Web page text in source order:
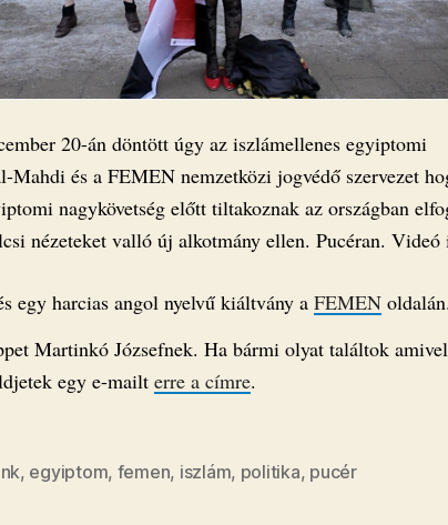
20-án döntött úgy az iszlámellenes egyiptomi
és a FEMEN nemzetközi jogvédő szervezet
nagykövetség előtt tiltakoznak az országban
nézeteket valló új alkotmány ellen. Pucéran. Videó
egy harcias angol nyelvű kiáltvány a FEMEN
Martinkó Józsefnek. Ha bármi olyat találtok
egy e-mailt erre a címre.
, egyiptom, femen, iszlám, politika, pucér